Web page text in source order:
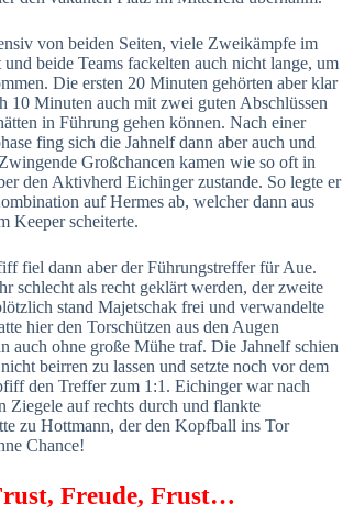
von beiden Seiten, viele Zweikämpfe im
beide Teams fackelten auch nicht lange, um
Die ersten 20 Minuten gehörten aber klar
10 Minuten auch mit zwei guten Abschlüssen
in Führung gehen können. Nach einer
fing sich die Jahnelf dann aber auch und
Großchancen kamen wie so oft in
den Aktivherd Eichinger zustande. So legte er
auf Hermes ab, welcher dann aus
Keeper scheiterte.
fiel dann aber der Führungstreffer für Aue.
schlecht als recht geklärt werden, der zweite
stand Majetschak frei und verwandelte
hier den Torschützen aus den Augen
auch ohne große Mühe traf. Die Jahnelf schien
beirren zu lassen und setzte noch vor dem
den Treffer zum 1:1. Eichinger war nach
Ziegele auf rechts durch und flankte
zu Hottmann, der den Kopfball ins Tor
Chance!
Freude, Frust…